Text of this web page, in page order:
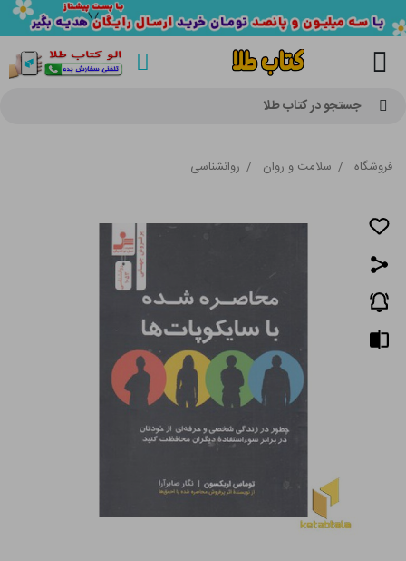
جستجو در کتاب طلا
فروشگاه / سلامت و روان / روانشناسی